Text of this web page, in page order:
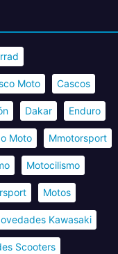
Moto Cascos
Dakar Enduro
Moto Mmotorsport
Motocilismo
Motos
Kawasaki
Scooters